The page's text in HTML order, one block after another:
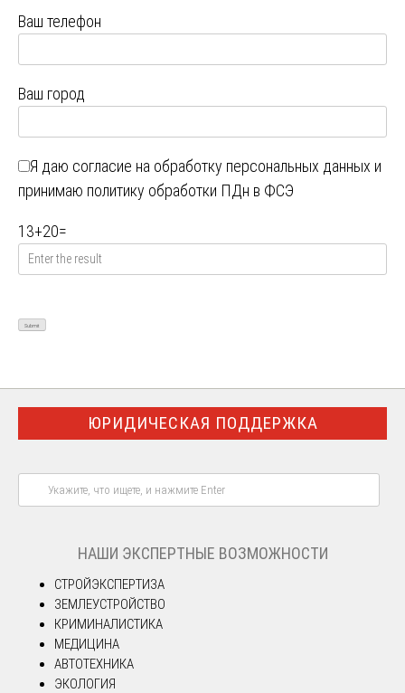
Ваш телефон
Ваш город
Я даю согласие на обработку персональных данных и
принимаю политику обработки ПДн в ФСЭ
13+20=
ЮРИДИЧЕСКАЯ ПОДДЕРЖКА
НАШИ ЭКСПЕРТНЫЕ ВОЗМОЖНОСТИ
СТРОЙЭКСПЕРТИЗА
ЗЕМЛЕУСТРОЙСТВО
КРИМИНАЛИСТИКА
МЕДИЦИНА
АВТОТЕХНИКА
ЭКОЛОГИЯ